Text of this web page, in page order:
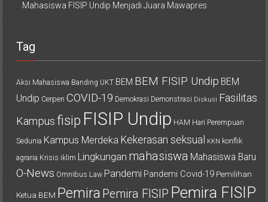
Mahasiswa FISIP Undip Menjadi Juara Mawapres
Tag
Aksi Mahasiswa Banding UKT BEM BEM FISIP Undip BEM
Undip Cerpen COVID-19 Demokrasi Demonstrasi Diskusi Fasilitas
Kampus fisip FISIP Undip HAM Hari Perempuan
Sedunia Kampus Merdeka Kekerasan seksual KKN konflik
agraria Krisis iklim Lingkungan mahasiswa Mahasiswa Baru
O-News Omnibus Law Pandemi Pandemi Covid-19 Pemilihan
Ketua BEM Pemira Pemira FISIP Pemira FISIP